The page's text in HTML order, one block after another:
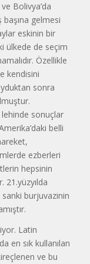
Bolivya’da
gelmesi
eskinin bir
ülkede de seçim
Özellikle
kendisini
sonra
sonuçlar
belli
ezberleri
hepsinin
21.yüzyılda
burjuvazinin
Latin
en sık kullanılan
ve bu